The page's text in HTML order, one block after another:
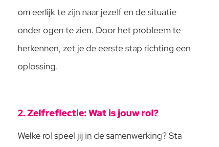
om eerlijk te zijn naar jezelf en de situatie
onder ogen te zien. Door het probleem te
herkennen, zet je de eerste stap richting een
oplossing.
2. Zelfreflectie: Wat is jouw rol?
Welke rol speel jij in de samenwerking? Sta